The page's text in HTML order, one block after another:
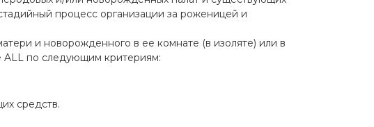
процесс организации за роженицей и
и новорожденного в ее комнате (в изоляте) или в
ALL по следующим критериям:
средств.